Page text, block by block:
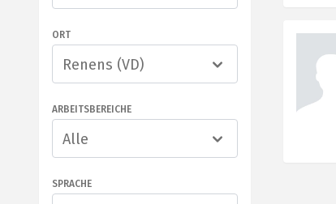
ORT
Renens (VD)
ARBEITSBEREICHE
Alle
SPRACHE